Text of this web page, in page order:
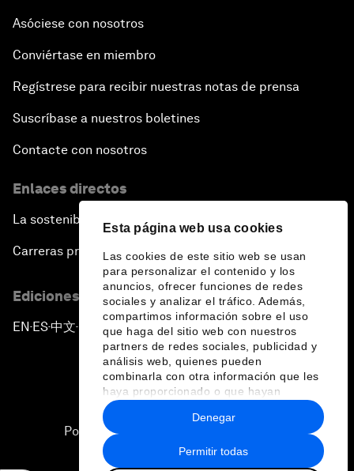
Esta página web usa cookies
Las cookies de este sitio web se usan
para personalizar el contenido y los
anuncios, ofrecer funciones de redes
sociales y analizar el tráfico. Además,
compartimos información sobre el uso
que haga del sitio web con nuestros
partners de redes sociales, publicidad y
análisis web, quienes pueden
combinarla con otra información que les
haya proporcionado o que hayan
recopilado a partir del uso que haya
hecho de sus servicios.
Permitir todas
Denegar
Asóciese con nosotros
Conviértase en miembro
Regístrese para recibir nuestras notas de prensa
Suscríbase a nuestros boletines
Contacte con nosotros
Enlaces directos
La sostenibilidad en el Foro
Carreras profesionales
Ediciones en otros idiomas
EN ▪ES▪中文▪ 日本語
Política de privacidad y normas de uso
Sitemap